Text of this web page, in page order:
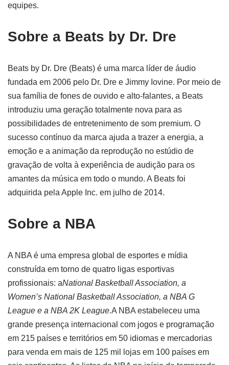
equipes.
Sobre a Beats by Dr. Dre
Beats by Dr. Dre (Beats) é uma marca líder de áudio
fundada em 2006 pelo Dr. Dre e Jimmy Iovine. Por meio de
sua família de fones de ouvido e alto-falantes, a Beats
introduziu uma geração totalmente nova para as
possibilidades de entretenimento de som premium. O
sucesso contínuo da marca ajuda a trazer a energia, a
emoção e a animação da reprodução no estúdio de
gravação de volta à experiência de audição para os
amantes da música em todo o mundo. A Beats foi
adquirida pela Apple Inc. em julho de 2014.
Sobre a NBA
A NBA é uma empresa global de esportes e mídia
construída em torno de quatro ligas esportivas
profissionais: aNational Basketball Association, a
Women’s National Basketball Association, a NBA G
League e a NBA 2K League.A NBA estabeleceu uma
grande presença internacional com jogos e programação
em 215 países e territórios em 50 idiomas e mercadorias
para venda em mais de 125 mil lojas em 100 países em